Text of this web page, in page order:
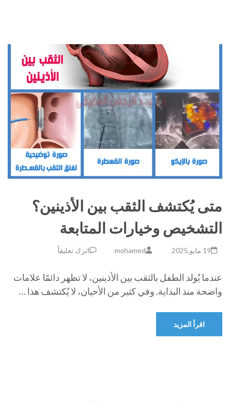
متى يُكتشف الثقب بين الأذينين؟
التشخيص وخيارات المتابعة
19 مايو,2025 mohamed اترك تعليقاً
عندما يُولد الطفل بالثقب بين الأذينين، لا تظهر دائمًا علامات
واضحة منذ البداية. وفي كثير من الأحيان، لا يُكتشف هذا …
اقرأ المزيد